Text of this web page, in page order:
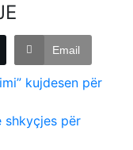
Email
kujdesen për
shkyçjes për